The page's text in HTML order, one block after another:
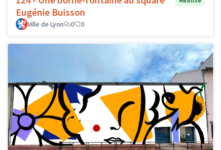
Eugénie Buisson
Ville de Lyon 0 0